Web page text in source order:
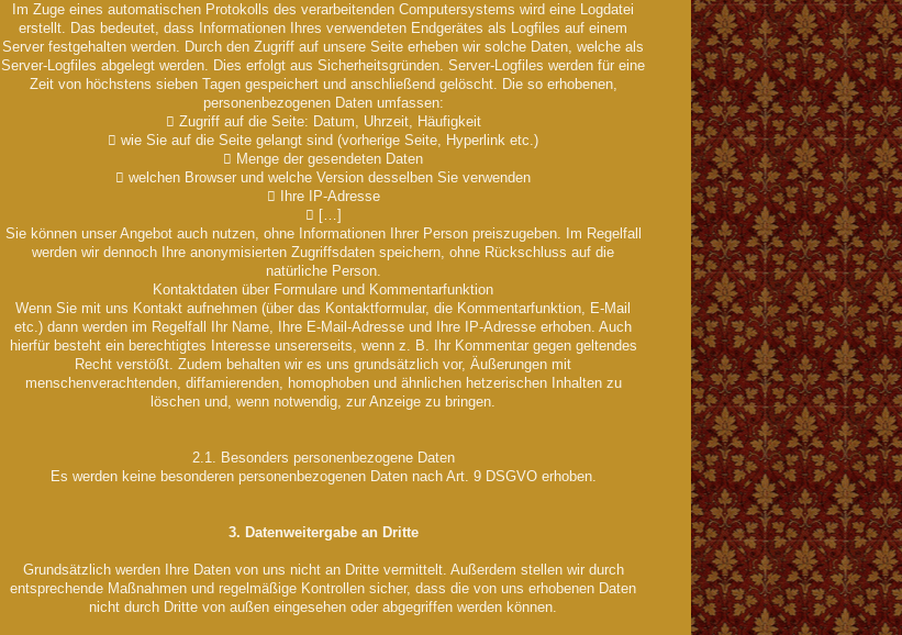
Im Zuge eines automatischen Protokolls des verarbeitenden Computersystems wird eine Logdatei
erstellt. Das bedeutet, dass Informationen Ihres verwendeten Endgerätes als Logfiles auf einem
Server festgehalten werden. Durch den Zugriff auf unsere Seite erheben wir solche Daten, welche als
Server-Logfiles abgelegt werden. Dies erfolgt aus Sicherheitsgründen. Server-Logfiles werden für eine
Zeit von höchstens sieben Tagen gespeichert und anschließend gelöscht. Die so erhobenen,
personenbezogenen Daten umfassen:
 Zugriff auf die Seite: Datum, Uhrzeit, Häufigkeit
 wie Sie auf die Seite gelangt sind (vorherige Seite, Hyperlink etc.)
 Menge der gesendeten Daten
 welchen Browser und welche Version desselben Sie verwenden
 Ihre IP-Adresse
 […]
Sie können unser Angebot auch nutzen, ohne Informationen Ihrer Person preiszugeben. Im Regelfall
werden wir dennoch Ihre anonymisierten Zugriffsdaten speichern, ohne Rückschluss auf die
natürliche Person.
Kontaktdaten über Formulare und Kommentarfunktion
Wenn Sie mit uns Kontakt aufnehmen (über das Kontaktformular, die Kommentarfunktion, E-Mail
etc.) dann werden im Regelfall Ihr Name, Ihre E-Mail-Adresse und Ihre IP-Adresse erhoben. Auch
hierfür besteht ein berechtigtes Interesse unsererseits, wenn z. B. Ihr Kommentar gegen geltendes
Recht verstößt. Zudem behalten wir es uns grundsätzlich vor, Äußerungen mit
menschenverachtenden, diffamierenden, homophoben und ähnlichen hetzerischen Inhalten zu
löschen und, wenn notwendig, zur Anzeige zu bringen.
2.1. Besonders personenbezogene Daten
Es werden keine besonderen personenbezogenen Daten nach Art. 9 DSGVO erhoben.
3. Datenweitergabe an Dritte
Grundsätzlich werden Ihre Daten von uns nicht an Dritte vermittelt. Außerdem stellen wir durch
entsprechende Maßnahmen und regelmäßige Kontrollen sicher, dass die von uns erhobenen Daten
nicht durch Dritte von außen eingesehen oder abgegriffen werden können.